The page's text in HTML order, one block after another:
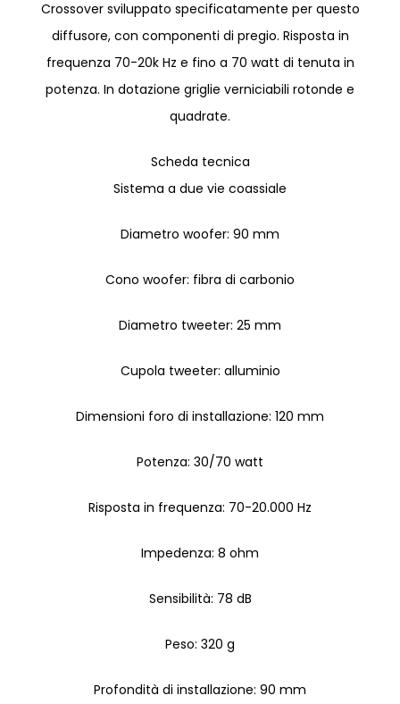
Crossover sviluppato specificatamente per questo
diffusore, con componenti di pregio. Risposta in
frequenza 70-20k Hz e fino a 70 watt di tenuta in
potenza. In dotazione griglie verniciabili rotonde e
quadrate.
Scheda tecnica
Sistema a due vie coassiale
Diametro woofer: 90 mm
Cono woofer: fibra di carbonio
Diametro tweeter: 25 mm
Cupola tweeter: alluminio
Dimensioni foro di installazione: 120 mm
Potenza: 30/70 watt
Risposta in frequenza: 70-20.000 Hz
Impedenza: 8 ohm
Sensibilità: 78 dB
Peso: 320 g
Profondità di installazione: 90 mm